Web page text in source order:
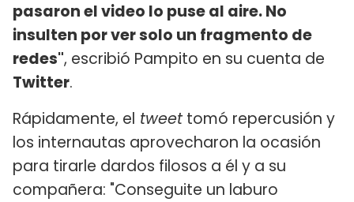
pasaron el video lo puse al aire. No
insulten por ver solo un fragmento de
redes", escribió Pampito en su cuenta de
Twitter.
Rápidamente, el tweettomó repercusión y
los internautas aprovecharon la ocasión
para tirarle dardos filosos a él y a su
compañera: "Conseguite un laburo